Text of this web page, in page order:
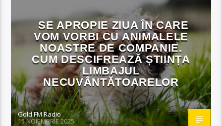
SE APROPIE ZIUA ÎN CARE
VOM VORBI CU ANIMALELE
NOASTRE DE COMPANIE.
CUM DESCIFREAZĂ ȘTIINȚA
LIMBAJUL
NECUVÂNTĂTOARELOR
Gold FM Radio
15 NOIEMBRIE 2025